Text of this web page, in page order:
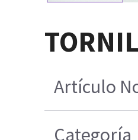
Artículo
Categoría